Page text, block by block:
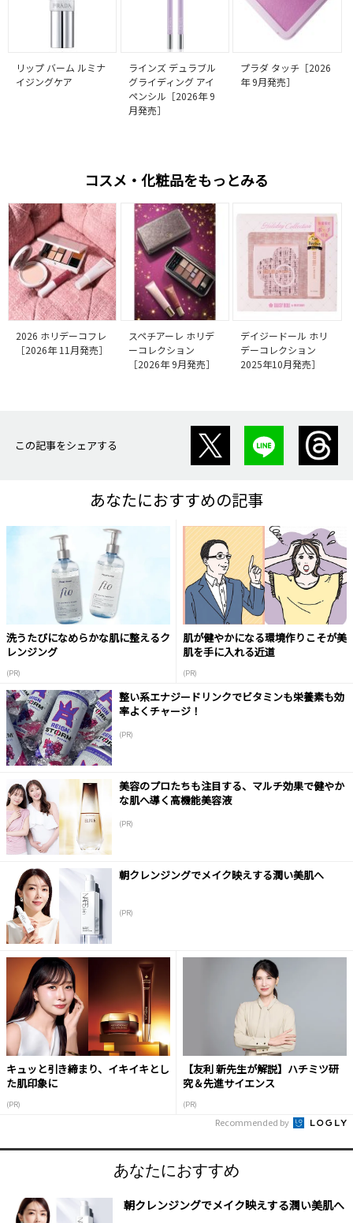
リップ バーム ルミナ
イジングケア
ラインズ デュラブル
グライディング アイ
ペンシル［2026年 9
月発売］
プラダ タッチ［2026
年 9月発売］
コスメ・化粧品をもっとみる
2026 ホリデーコフレ
［2026年 11月発売］
スペチアーレ ホリデ
ーコレクション
［2026年 9月発売］
デイジードール ホリ
デーコレクション
2025年10月発売］
この記事をシェアする
あなたにおすすめの記事
洗うたびになめらかな肌に整えるク
レンジング
(PR)
肌が健やかになる環境作りこそが美
肌を手に入れる近道
(PR)
整い系エナジードリンクでビタミンも栄養素も効
率よくチャージ！
(PR)
美容のプロたちも注目する、マルチ効果で健やか
な肌へ導く高機能美容液
(PR)
朝クレンジングでメイク映えする潤い美肌へ
(PR)
キュッと引き締まり、イキイキとし
た肌印象に
(PR)
【友利 新先生が解説】ハチミツ研
究＆先進サイエンス
(PR)
Recommended by
あなたにおすすめ
朝クレンジングでメイク映えする潤い美肌へ